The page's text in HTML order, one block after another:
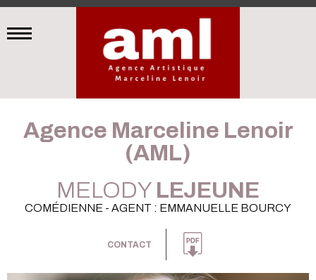
Agence Marceline Lenoir
(AML)
MELODY LEJEUNE
COMÉDIENNE - AGENT : EMMANUELLE BOURCY
CONTACT